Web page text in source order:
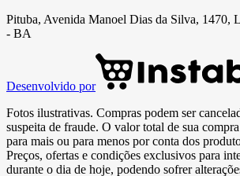
Pituba, Avenida Manoel Dias da Silva, 1470,
- BA
Desenvolvido por
Fotos ilustrativas. Compras podem ser
suspeita de fraude. O valor total de sua
para mais ou para menos por conta dos
Preços, ofertas e condições exclusivos para
durante o dia de hoje, podendo sofrer